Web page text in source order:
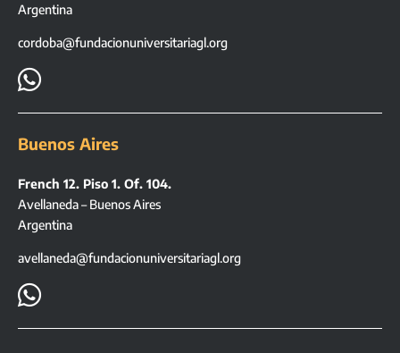
Argentina
cordoba@fundacionuniversitariagl.org

Buenos Aires
French 12. Piso 1. Of. 104.
Avellaneda – Buenos Aires
Argentina
avellaneda@fundacionuniversitariagl.org
